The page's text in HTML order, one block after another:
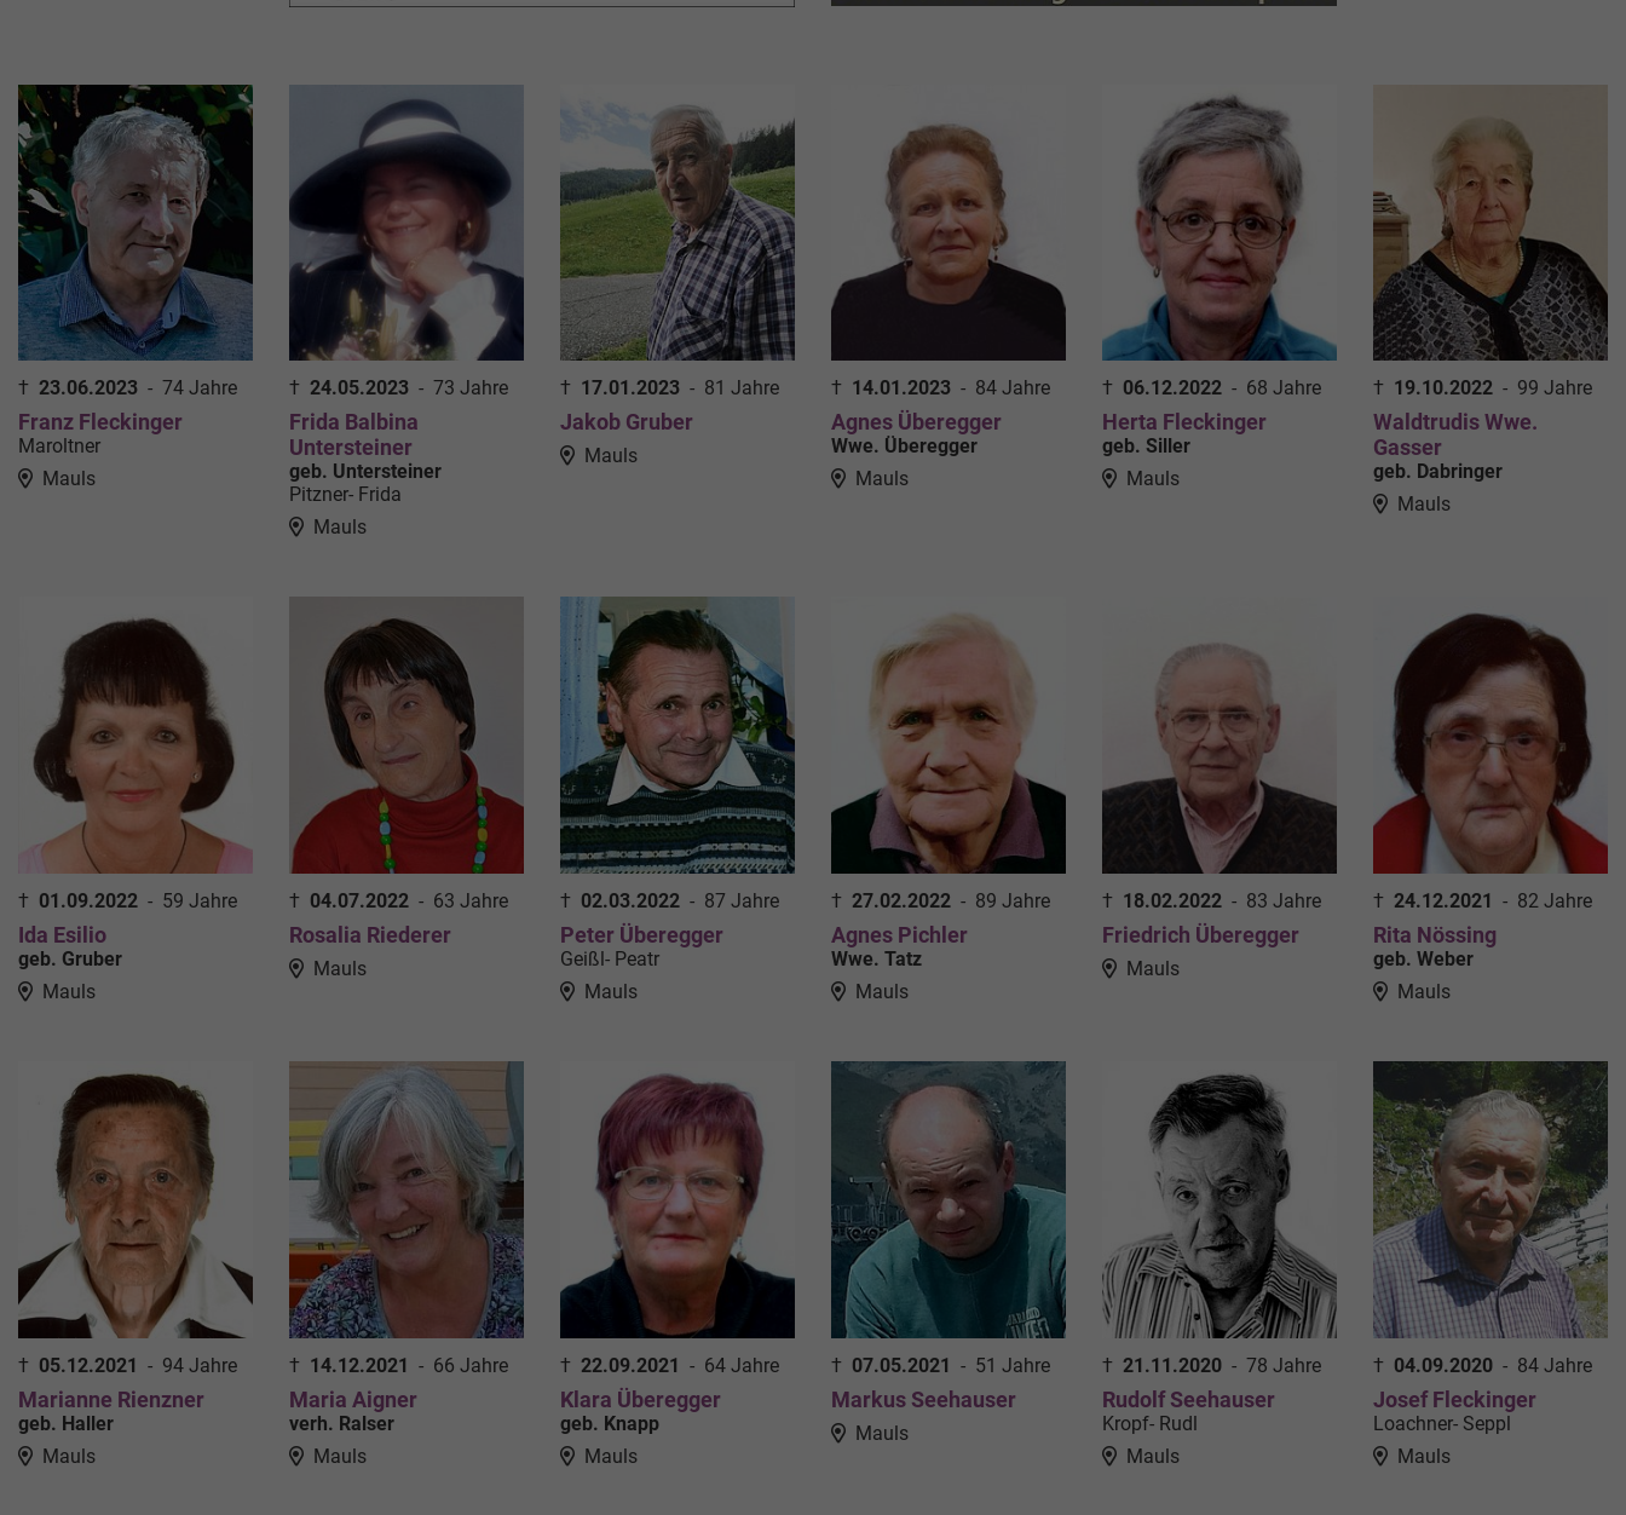
† 23.06.2023 - 74 Jahre
Franz Fleckinger
Maroltner
Mauls
† 24.05.2023 - 73 Jahre
Frida Balbina
Untersteiner
geb. Untersteiner
Pitzner- Frida
Mauls
† 17.01.2023 - 81 Jahre
Jakob Gruber
Mauls
† 14.01.2023 - 84 Jahre
Agnes Überegger
Wwe. Überegger
Mauls
† 06.12.2022 - 68 Jahre
Herta Fleckinger
geb. Siller
Mauls
† 19.10.2022 - 99 Jahre
Waldtrudis Wwe.
Gasser
geb. Dabringer
Mauls
† 01.09.2022 - 59 Jahre
Ida Esilio
geb. Gruber
Mauls
† 04.07.2022 - 63 Jahre
Rosalia Riederer
Mauls
† 02.03.2022 - 87 Jahre
Peter Überegger
Geißl- Peatr
Mauls
† 27.02.2022 - 89 Jahre
Agnes Pichler
Wwe. Tatz
Mauls
† 18.02.2022 - 83 Jahre
Friedrich Überegger
Mauls
† 24.12.2021 - 82 Jahre
Rita Nössing
geb. Weber
Mauls
† 05.12.2021 - 94 Jahre
Marianne Rienzner
geb. Haller
Mauls
† 14.12.2021 - 66 Jahre
Maria Aigner
verh. Ralser
Mauls
† 22.09.2021 - 64 Jahre
Klara Überegger
geb. Knapp
Mauls
† 07.05.2021 - 51 Jahre
Markus Seehauser
Mauls
† 21.11.2020 - 78 Jahre
Rudolf Seehauser
Kropf- Rudl
Mauls
† 04.09.2020 - 84 Jahre
Josef Fleckinger
Loachner- Seppl
Mauls